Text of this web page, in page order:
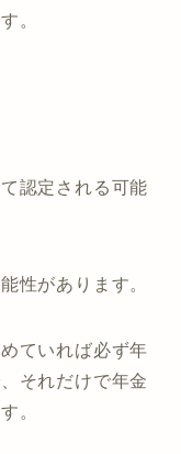
。
認定される可能
性があります。
ていれば必ず年
それだけで年金
。